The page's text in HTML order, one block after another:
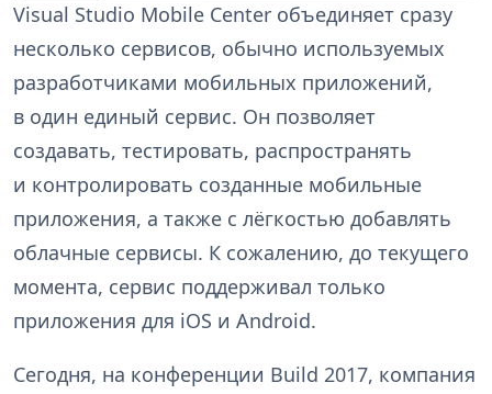
Visual Studio Mobile Center объединяет сразу
несколько сервисов, обычно используемых
разработчиками мобильных приложений,
в один единый сервис. Он позволяет
создавать, тестировать, распространять
и контролировать созданные мобильные
приложения, а также с лёгкостью добавлять
облачные сервисы. К сожалению, до текущего
момента, сервис поддерживал только
приложения для iOS и Android.
Сегодня, на конференции Build 2017, компания